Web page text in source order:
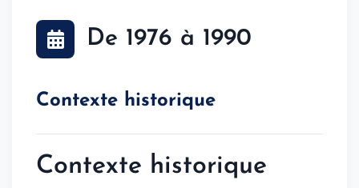
De 1976 à 1990
Contexte historique
Contexte historique